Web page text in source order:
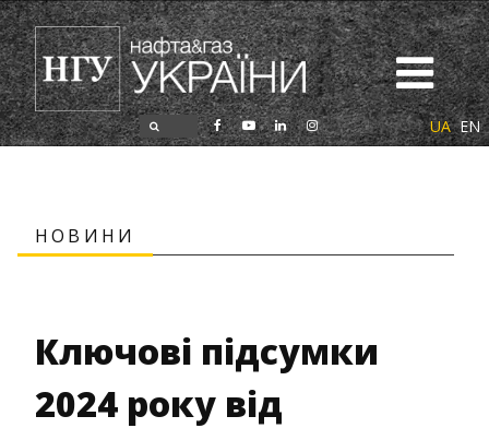
UA EN
НОВИНИ
Ключові підсумки
2024 року від